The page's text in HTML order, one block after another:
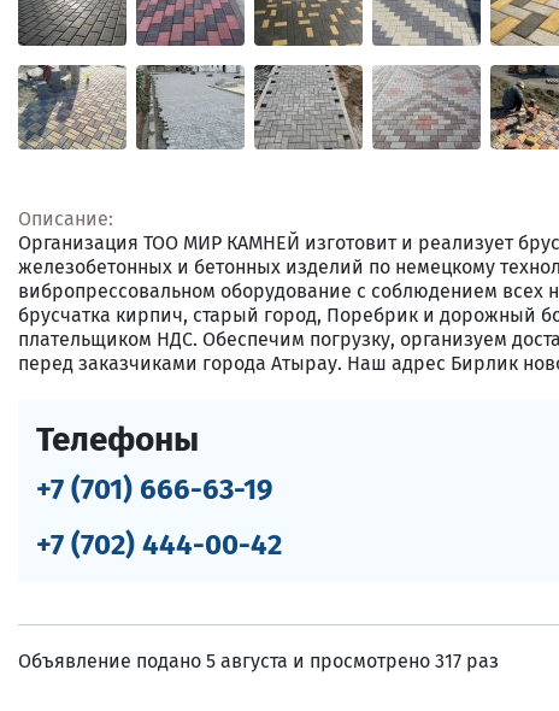
Описание:
Организация ТОО МИР КАМНЕЙ изготовит и реализует
железобетонных и бетонных изделий по немецкому
вибропрессовальном оборудование с соблюдением
брусчатка кирпич, старый город, Поребрик и дорожный
плательщиком НДС. Обеспечим погрузку, организуем
перед заказчиками города Атырау. Наш адрес Бирлик
Телефоны
+7 (701) 666-63-19
+7 (702) 444-00-42
Объявление подано 5 августа и просмотрено 317 раз